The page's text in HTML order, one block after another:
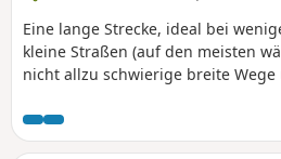
Eine lange Strecke, ideal bei
kleine Straßen (auf den meisten
nicht allzu schwierige breite